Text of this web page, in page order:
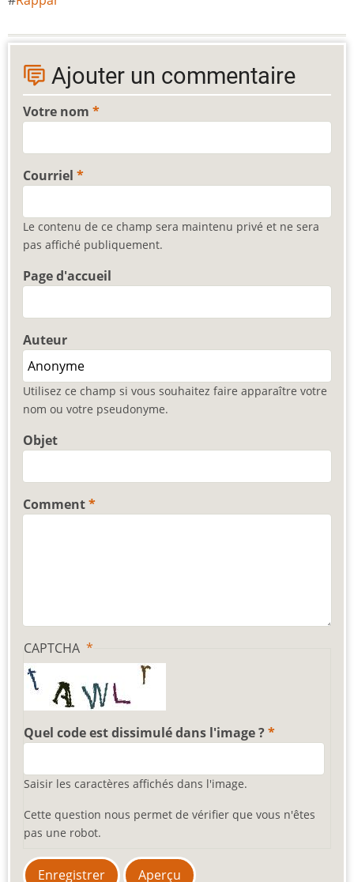
Ajouter un commentaire
Votre nom
Courriel
Le contenu de ce champ sera maintenu privé et ne sera
pas affiché publiquement.
Page d'accueil
Auteur
Utilisez ce champ si vous souhaitez faire apparaître votre
nom ou votre pseudonyme.
Objet
Comment
CAPTCHA
Quel code est dissimulé dans l'image ?
Saisir les caractères affichés dans l'image.
Cette question nous permet de vérifier que vous n'êtes
pas une robot.